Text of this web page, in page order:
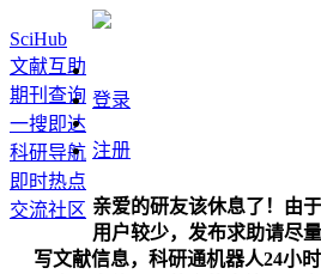
SciHub
文献互助
期刊查询
一搜即达
科研导航
即时热点
交流社区
登录
注册
亲爱的研友该休息了！由
用户较少，发布求助请尽
写文献信息，科研通机器人24小